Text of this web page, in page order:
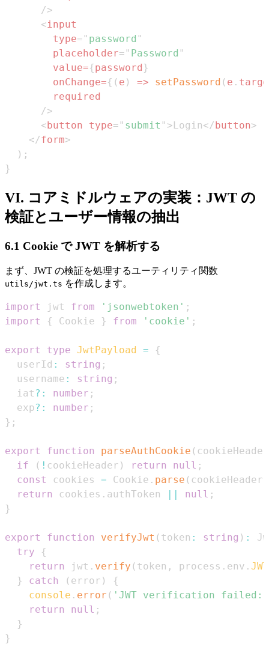
/>
<input
type= " password "
placeholder= " Password "
value={password }
onChange={ ( e ) => setPassword ( e .
required
/>
<button type= " submit " >Login</button>
</form>
) ;
}
VI. コアミドルウェアの実装：JWT の
検証とユーザー情報の抽出
6.1 Cookie で JWT を解析する
まず、JWT の検証を処理するユーティリティ関数
utils/jwt.ts を作成します。
import jwt from 'jsonwebtoken' ;
import
{ Cookie } from 'cookie' ;
export type JwtPayload =
{
  userId
: string ;
  username
: string ;
  iat
? : number ;
  exp
? : number ;
} ;
export function parseAuthCookie ( cookieHeader
if
( ! cookieHeader ) return null ;
const
cookies = Cookie . parse ( cookieHeader
return
cookies . authToken null ;
}
export function verifyJwt ( token : string ) :
try
{
return
jwt . verify ( token , process . env .
}
catch ( error )
{
console . error ( 'JWT verification failed:'
return
null ;
}
}